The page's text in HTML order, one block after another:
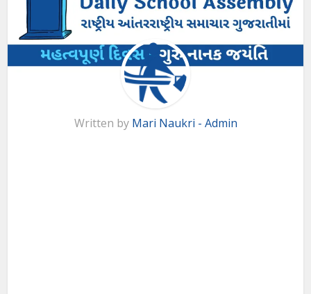
Written by Mari Naukri - Admin